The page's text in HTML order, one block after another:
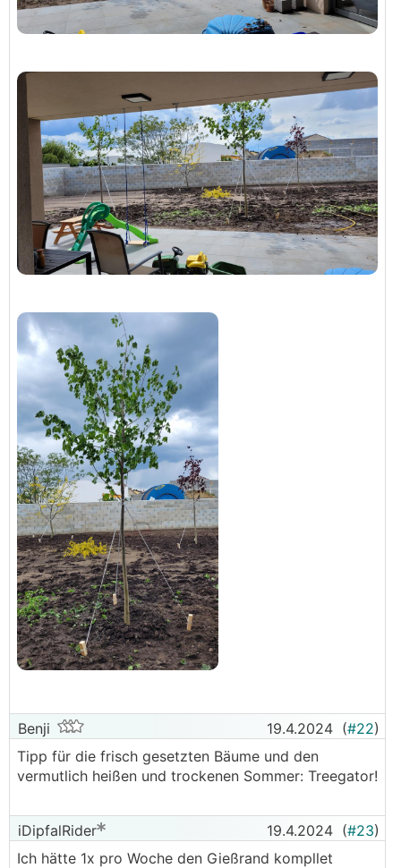
Benji 19.4.2024 (#22)
Tipp für die frisch gesetzten Bäume und den
vermutlich heißen und trockenen Sommer: Treegator!
iDipfalRider 19.4.2024 (#23)
Ich hätte 1x pro Woche den Gießrand kompllet